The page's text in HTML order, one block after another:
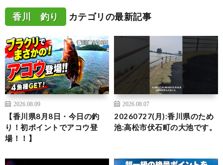
香川 釣り カテゴリの最新記事
2026.08.09
【香川県8月8日・今日の釣
り！初ポイントでアコウ登
場！！】
2026.08.07
20260727(月):香川県のため
池:高松市伏石町の大池です。